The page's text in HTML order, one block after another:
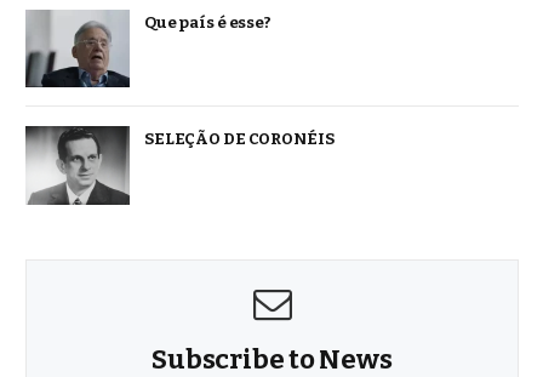
Que país é esse?
SELEÇÃO DE CORONÉIS
Subscribe to News